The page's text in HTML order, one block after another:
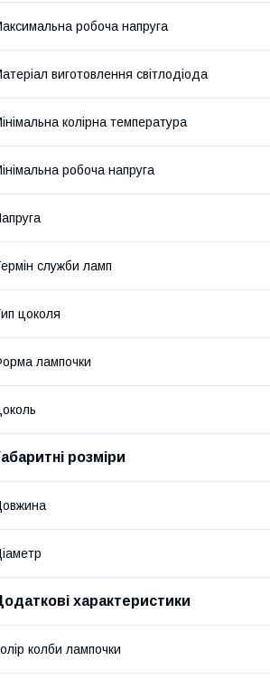
робоча напруга
виготовлення світлодіода
колірна температура
робоча напруга
служби ламп
цоколя
лампочки
розміри
характеристики
колби лампочки